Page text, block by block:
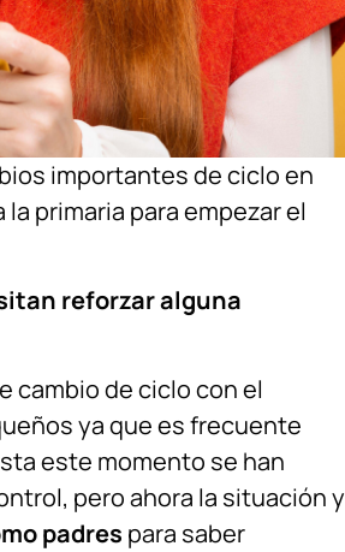
importantes de ciclo en
primaria para empezar el
reforzar alguna
cambio de ciclo con el
ya que es frecuente
este momento se han
pero ahora la situación y
padres para saber